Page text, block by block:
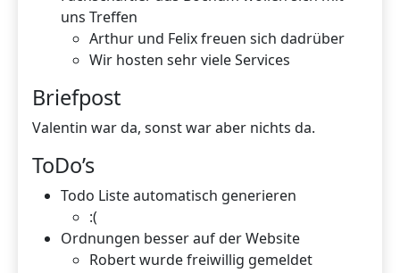
uns Treffen
Arthur und Felix freuen sich dadrüber
Wir hosten sehr viele Services
Briefpost
Valentin war da, sonst war aber nichts da.
ToDo’s
Todo Liste automatisch generieren
:(
Ordnungen besser auf der Website
Robert wurde freiwillig gemeldet